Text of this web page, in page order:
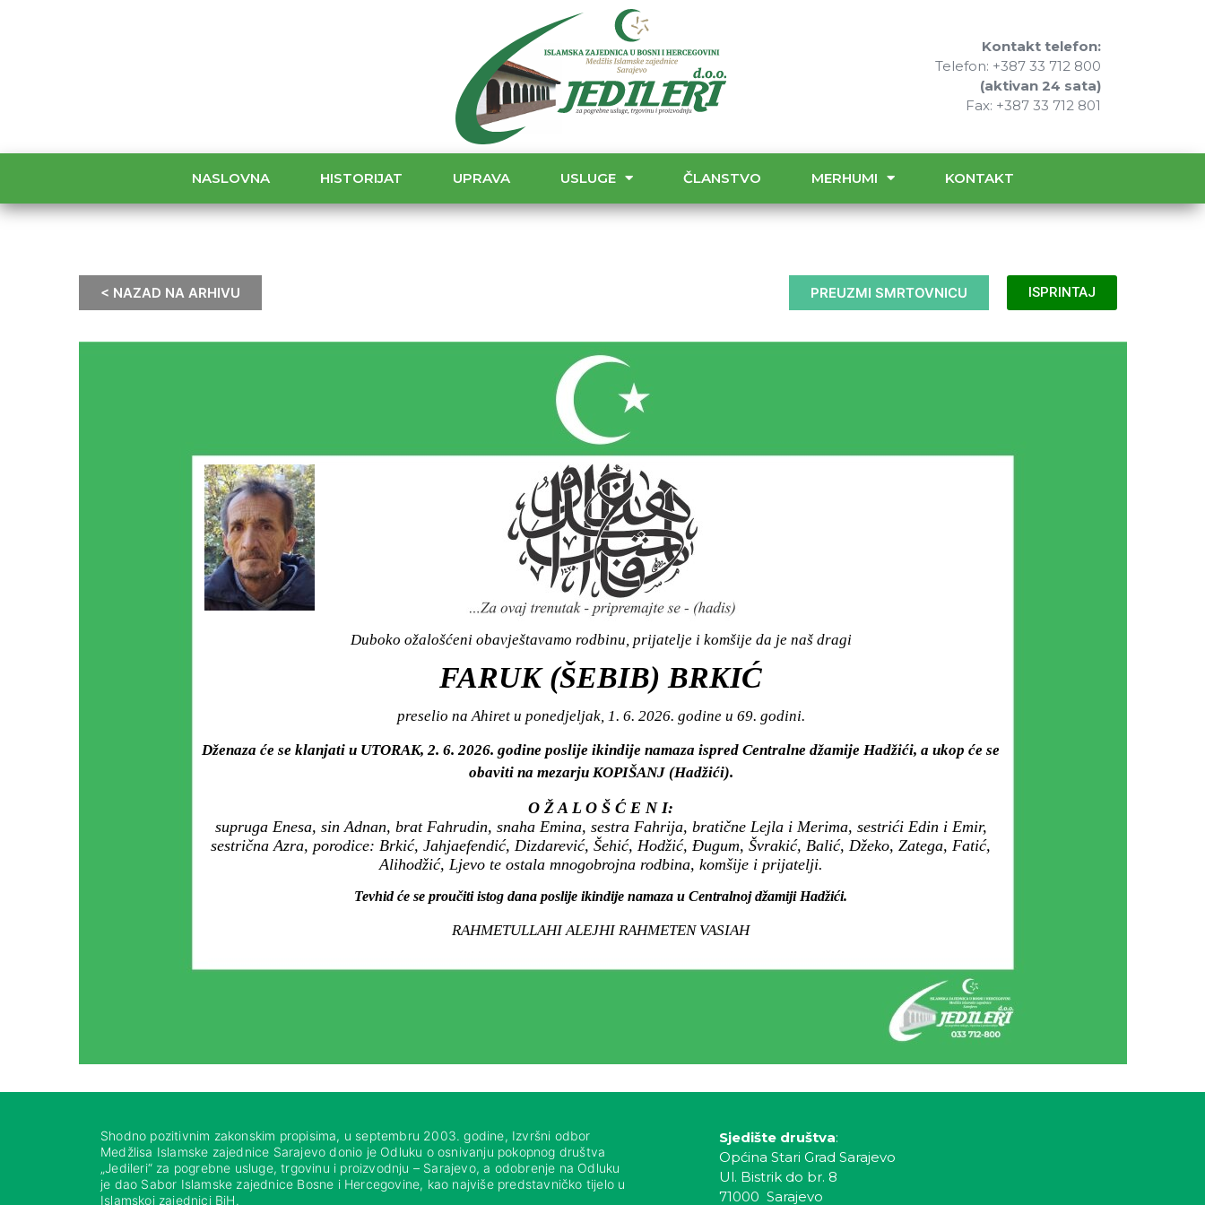
Kontakt telefon:
Telefon: +387 33 712 800
(aktivan 24 sata)
Fax: +387 33 712 801
NASLOVNA HISTORIJAT UPRAVA USLUGE ČLANSTVO MERHUMI KONTAKT
< NAZAD NA ARHIVU PREUZMI SMRTOVNICU ISPRINTAJ
Duboko ožalošćeni obavještavamo rodbinu, prijatelje i komšije da je naš dragi
FARUK (ŠEBIB) BRKIĆ
preselio na Ahiret u ponedjeljak, 1. 6. 2026. godine u 69. godini.
Dženaza će se klanjati u UTORAK, 2. 6. 2026. godine poslije ikindije namaza ispred Centralne džamije Hadžići, a ukop će se
obaviti na mezarju KOPIŠANJ (Hadžići).
O Ž A L O Š Ć E N I:
supruga Enesa, sin Adnan, brat Fahrudin, snaha Emina, sestra Fahrija, bratične Lejla i Merima, sestrići Edin i Emir,
sestrična Azra, porodice: Brkić, Jahjaefendić, Dizdarević, Šehić, Hodžić, Đugum, Švrakić, Balić, Džeko, Zatega, Fatić,
Alihodžić, Ljevo te ostala mnogobrojna rodbina, komšije i prijatelji.
Tevhid će se proučiti istog dana poslije ikindije namaza u Centralnoj džamiji Hadžići.
RAHMETULLAHI ALEJHI RAHMETEN VASIAH
Shodno pozitivnim zakonskim propisima, u septembru 2003. godine, Izvršni odbor
Medžlisa Islamske zajednice Sarajevo donio je Odluku o osnivanju pokopnog društva
„Jedileri“ za pogrebne usluge, trgovinu i proizvodnju – Sarajevo, a odobrenje na Odluku
je dao Sabor Islamske zajednice Bosne i Hercegovine, kao najviše predstavničko tijelo u
Islamskoj zajednici BiH.
Sjedište društva:
Općina Stari Grad Sarajevo
Ul. Bistrik do br. 8
71000 Sarajevo